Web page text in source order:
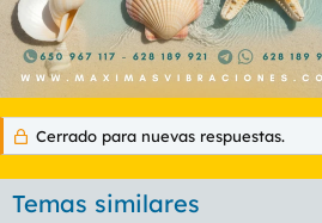
Cerrado para nuevas respuestas.
Temas similares